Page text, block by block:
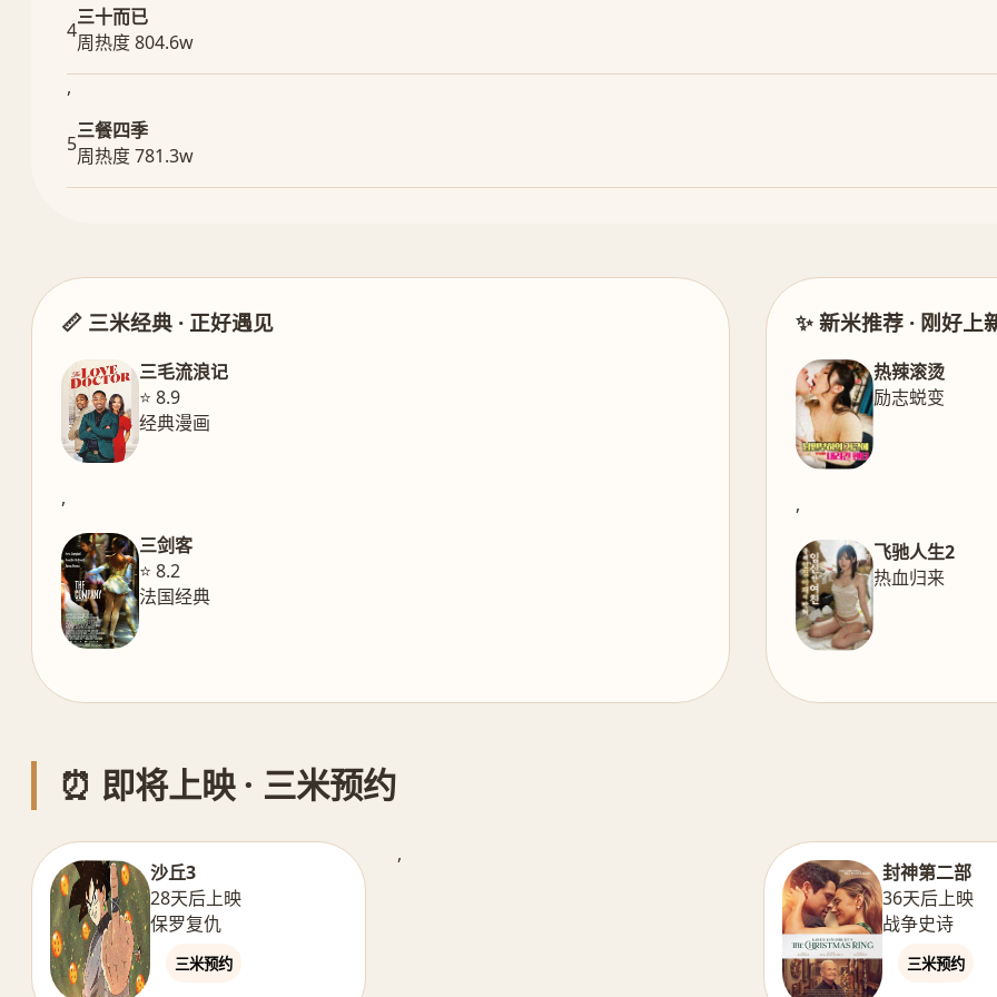
4
三十而已
周热度 804.6w
,
5
三餐四季
周热度 781.3w
📏 三米经典 · 正好遇见
三毛流浪记
⭐ 8.9
经典漫画
,
三剑客
⭐ 8.2
法国经典
✨ 新米推荐 · 刚好上
热辣滚烫
励志蜕变
,
飞驰人生2
热血归来
⏰ 即将上映 · 三米预约
沙丘3
28天后上映
保罗复仇
三米预约
,
封神第二部
36天后上映
战争史诗
三米预约